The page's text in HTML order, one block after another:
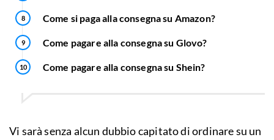
Come si paga alla consegna su Amazon?
Come pagare alla consegna su Glovo?
Come pagare alla consegna su Shein?
Vi sarà senza alcun dubbio capitato di ordinare su un